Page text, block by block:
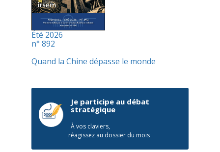
Été 2026
n° 892
Quand la Chine dépasse le monde
Je participe au débat
stratégique
À vos claviers,
réagissez au dossier du mois